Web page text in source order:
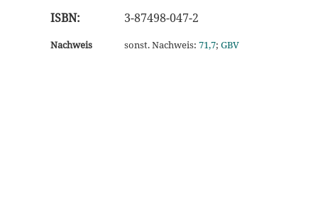
ISBN:
3-87498-047-2
Nachweis sonst. Nachweis: 71,7; GBV